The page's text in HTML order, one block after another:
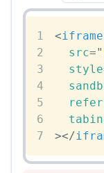
1 <iframe
2
src="
3
style
4
5
6
7
></